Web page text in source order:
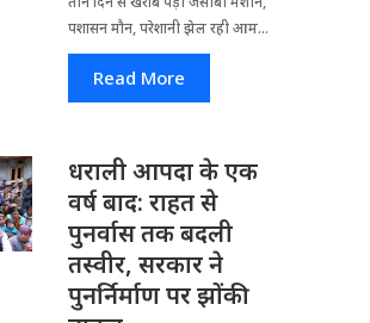
पशासन मौन, परेशानी झेल रही आम...
Read More
धराली आपदा के एक
वर्ष बाद: राहत से
पुनर्वास तक बदली
तस्वीर, सरकार ने
पुनर्निर्माण पर झोंकी